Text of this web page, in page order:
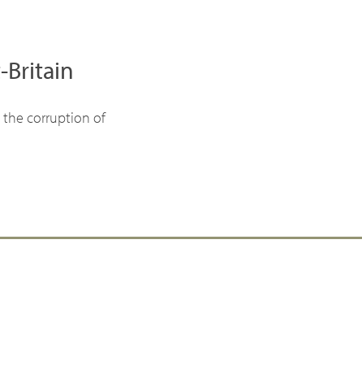
Britain
the corruption of